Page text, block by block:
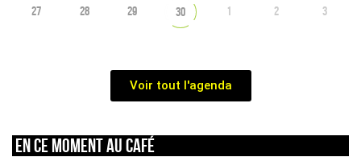
27 28 29 30 1 2 3
Voir tout l'agenda
En ce moment au café